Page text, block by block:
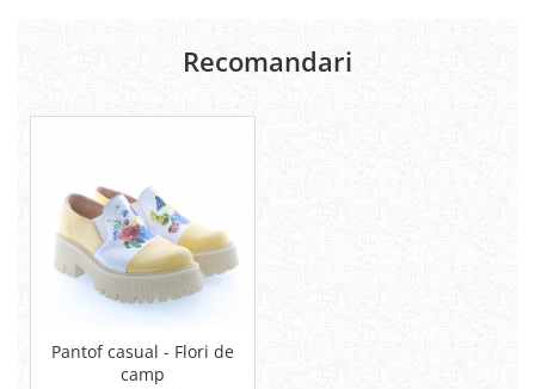
Recomandari
Pantof casual - Flori de
camp